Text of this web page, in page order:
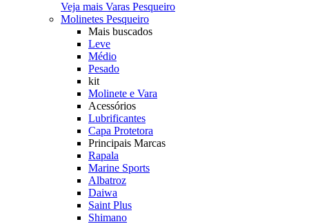
Veja mais Varas Pesqueiro
Molinetes Pesqueiro
Mais buscados
Leve
Médio
Pesado
kit
Molinete e Vara
Acessórios
Lubrificantes
Capa Protetora
Principais Marcas
Rapala
Marine Sports
Albatroz
Daiwa
Saint Plus
Shimano